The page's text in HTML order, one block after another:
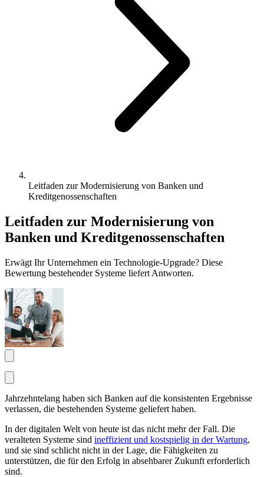
Leitfaden zur Modernisierung von Banken und
Kreditgenossenschaften
Leitfaden zur Modernisierung von
Banken und Kreditgenossenschaften
Erwägt Ihr Unternehmen ein Technologie-Upgrade? Diese
Bewertung bestehender Systeme liefert Antworten.
Jahrzehntelang haben sich Banken auf die konsistenten Ergebnisse
verlassen, die bestehenden Systeme geliefert haben.
In der digitalen Welt von heute ist das nicht mehr der Fall. Die
veralteten Systeme sind ineffizient und kostspielig in der Wartung,
und sie sind schlicht nicht in der Lage, die Fähigkeiten zu
unterstützen, die für den Erfolg in absehbarer Zukunft erforderlich
sind.